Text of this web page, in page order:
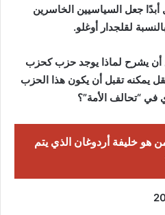
جعل السياسيين الخاسرين
لقلجدار أوغلو.
أن يشرح لماذا يوجد حزب كحزب
يمكنه تقبل أن يكون هذا الحزب
“تحالف الأمة”؟
هو خليفة أردوغان الذي يتم